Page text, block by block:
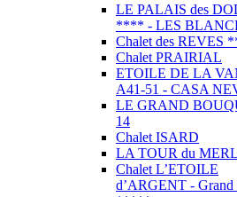
LE PALAIS des
**** - LES
Chalet des REVES
Chalet PRAIRIAL
ETOILE DE LA
A41-51 - CASA
LE GRAND
14
Chalet ISARD
LA TOUR du
Chalet L’ETOILE
d’ARGENT - Grand